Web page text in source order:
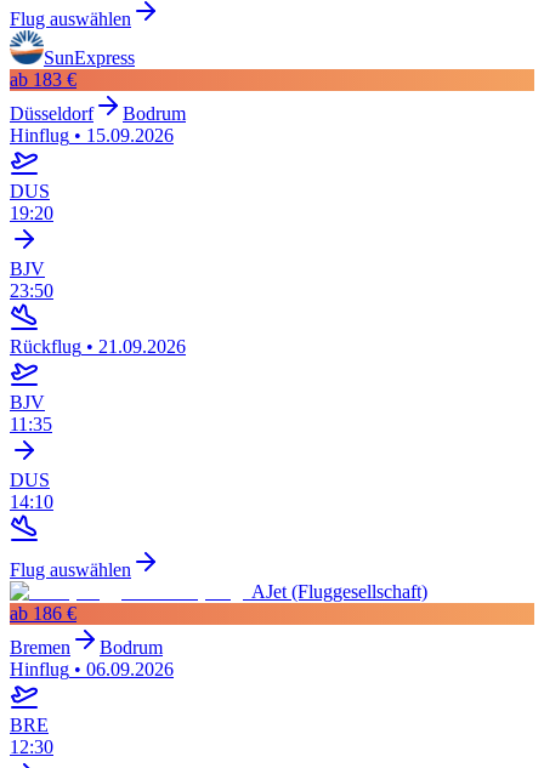
Flug auswählen
SunExpress
ab 183 €
Düsseldorf
Bodrum
Hinflug • 15.09.2026
DUS
19:20
BJV
23:50
Rückflug • 21.09.2026
BJV
11:35
DUS
14:10
Flug auswählen
AJet (Fluggesellschaft)
ab 186 €
Bremen
Bodrum
Hinflug • 06.09.2026
BRE
12:30